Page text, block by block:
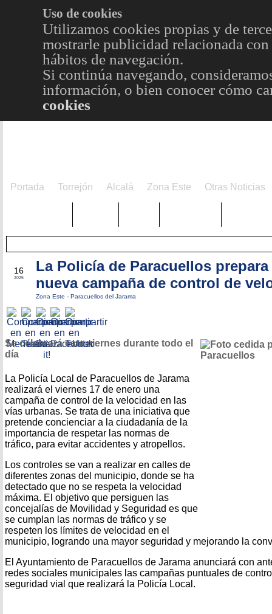
Uso de cookies
Utilizamos cookies propias y de
mostrarle publicidad relacionada
hábitos de navegación.
Si continúa navegando,
información, o bien conocer cómo
cookies
Portada Torrejón Alcalá Zona Este Otras Noticias
16
2025
La Policía de Paracuellos prepara
nueva campaña de control de
Zona Este - Paracuellos del Jarama
Se celebrará este viernes durante todo el
día
La Policía Local de Paracuellos de Jarama
realizará el viernes 17 de enero una
campaña de control de la velocidad en las
vías urbanas. Se trata de una iniciativa que
pretende concienciar a la ciudadanía de la
importancia de respetar las normas de
tráfico, para evitar accidentes y atropellos.
Los controles se van a realizar en calles de
diferentes zonas del municipio, donde se ha
detectado que no se respeta la velocidad
máxima. El objetivo que persiguen las
concejalías de Movilidad y Seguridad es que
se cumplan las normas de tráfico y se
respeten los límites de velocidad en el
municipio, logrando una mayor seguridad y mejorando la
El Ayuntamiento de Paracuellos de Jarama anunciará con
redes sociales municipales las campañas puntuales de
seguridad vial que realizará la Policía Local.